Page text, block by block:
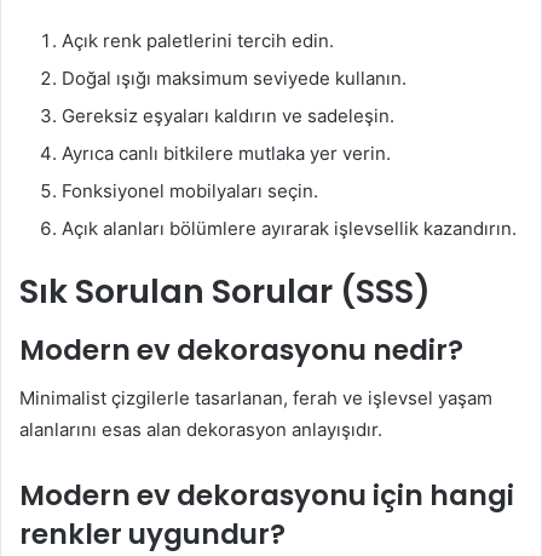
Açık renk paletlerini tercih edin.
Doğal ışığı maksimum seviyede kullanın.
Gereksiz eşyaları kaldırın ve sadeleşin.
Ayrıca canlı bitkilere mutlaka yer verin.
Fonksiyonel mobilyaları seçin.
Açık alanları bölümlere ayırarak işlevsellik kazandırın.
Sık Sorulan Sorular (SSS)
Modern ev dekorasyonu nedir?
Minimalist çizgilerle tasarlanan, ferah ve işlevsel yaşam
alanlarını esas alan dekorasyon anlayışıdır.
Modern ev dekorasyonu için hangi
renkler uygundur?